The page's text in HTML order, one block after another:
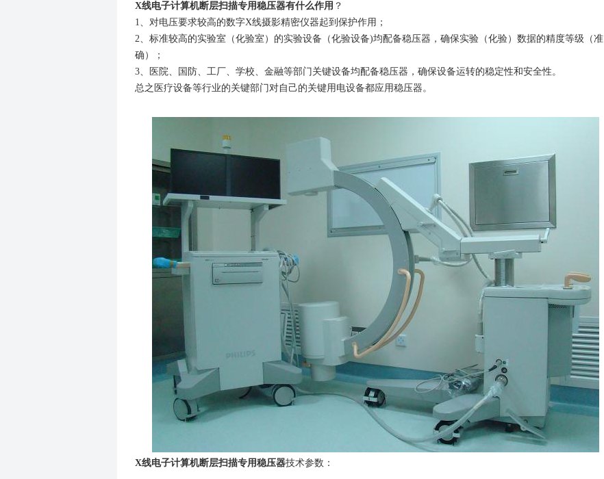
X线电子计算机断层扫描专用稳压器有什么作用 ？
1、对电压要求较高的数字X线摄影精密仪器起到保护作用；
2、标准较高的实验室（化验室）的实验设备（化验设备)均配备稳压器，确保实验（化验）数据的精度等级（准
确）；
3、医院、国防、工厂、学校、金融等部门关键设备均配备稳压器，确保设备运转的稳定性和安全性。
总之医疗设备等行业的关键部门对自己的关键用电设备都应用稳压器。
X线电子计算机断层扫描专用稳压器技术参数：